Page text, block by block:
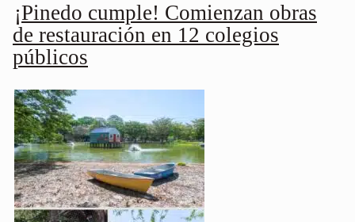
¡Pinedo cumple! Comienzan obras
de restauración en 12 colegios
públicos